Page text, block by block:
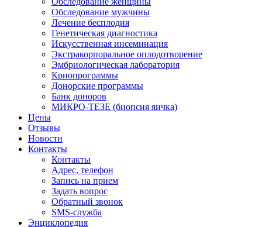
Обследование мужчины
Лечение бесплодия
Генетическая диагностика
Искусственная инсеминация
Экстракорпоральное оплодотворение
Эмбриологическая лаборатория
Криопрограммы
Донорские программы
Банк доноров
МИКРО-ТЕЗЕ (биопсия яичка)
Цены
Отзывы
Новости
Контакты
Контакты
Адрес, телефон
Запись на прием
Задать вопрос
Обратный звонок
SMS-служба
Энциклопедия